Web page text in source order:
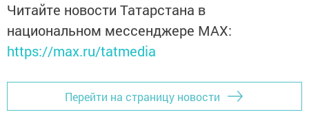
Читайте новости Татарстана в
национальном мессенджере MАХ:
https://max.ru/tatmedia
Перейти на страницу новости